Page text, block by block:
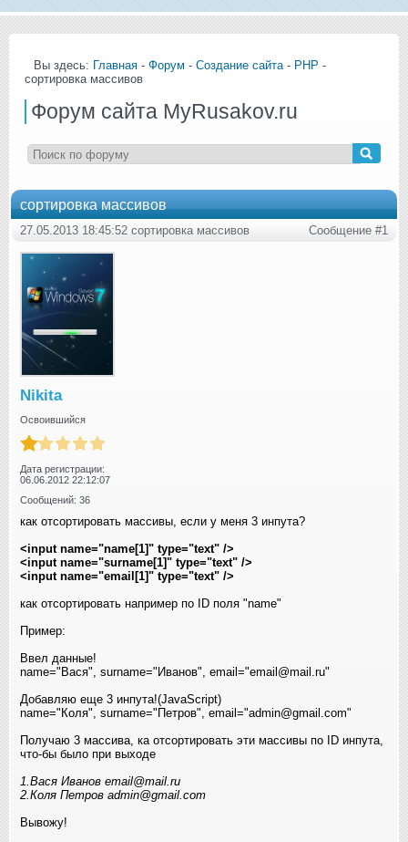
Вы здесь: Главная - Форум - Создание сайта - PHP -
сортировка массивов
Форум сайта MyRusakov.ru
сортировка массивов
27.05.2013 18:45:52 сортировка массивов Сообщение #1
Nikita
Освоившийся
Дата регистрации:
06.06.2012 22:12:07
Сообщений: 36
как отсортировать массивы, если у меня 3 инпута?
<input name="name[1]" type="text" />
<input name="surname[1]" type="text" />
<input name="email[1]" type="text" />
как отсортировать например по ID поля "name"
Пример:
Ввел данные!
name="Вася", surname="Иванов", email="email@mail.ru"
Добавляю еще 3 инпута!(JavaScript)
name="Коля", surname="Петров", email="admin@gmail.com"
Получаю 3 массива, ка отсортировать эти массивы по ID инпута,
что-бы было при выходе
1.Вася Иванов email@mail.ru
2.Коля Петров admin@gmail.com
Вывожу!